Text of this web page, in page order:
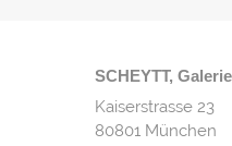
SCHEYTT,
Kaiserstrasse 23
80801 München